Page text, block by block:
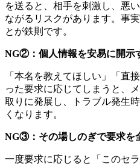
を送ると、相手を刺激し、悪
ながるリスクがあります。事
とが鉄則です。
NG②：個人情報を安易に開示
「本名を教えてほしい」「直
った要求に応じてしまうと、
取りに発展し、トラブル発生
くなります。
NG③：その場しのぎで要求を
一度要求に応じると「このセ